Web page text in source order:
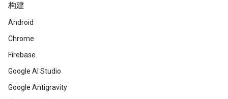
构建
Android
Chrome
Firebase
Google AI Studio
Google Antigravity